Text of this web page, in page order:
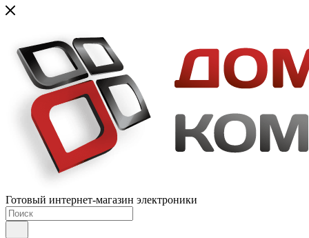
Готовый интернет-магазин электроники